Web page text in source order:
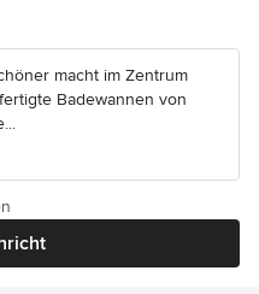
5 Sternen
macht im Zentrum
Badewannen von